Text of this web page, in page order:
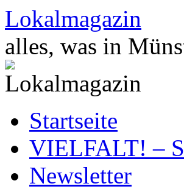
Zum
Inhalt
springen
Lokalmagazin
alles, was in
Startseite
VIELFALT! –
Newsletter